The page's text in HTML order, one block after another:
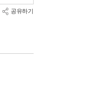
공유하기